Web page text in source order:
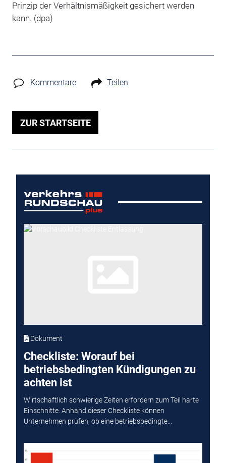
Prinzip der Verhältnismäßigkeit gesichert werden
kann. (dpa)
Kommentare Teilen
ZUR STARTSEITE
Dokument
Checkliste: Worauf bei
betriebsbedingten Kündigungen zu
achten ist
Wirtschaftlich schwierige Zeiten erfordern zum Teil harte
Einschnitte. Anhand dieser Checkliste können
Unternehmen prüfen, ob eine betriebsbedingte...